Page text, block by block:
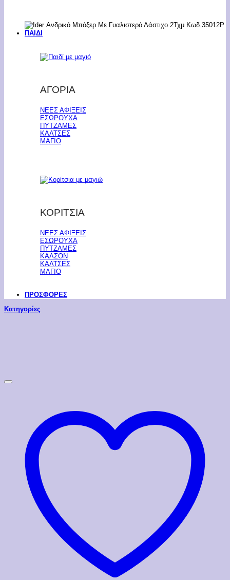
ΠΑΙΔΙ
ΑΓΟΡΙΑ
ΝΕΕΣ ΑΦΙΞΕΙΣ
ΕΣΩΡΟΥΧΑ
ΠΥΤΖΑΜΕΣ
ΚΑΛΤΣΕΣ
ΜΑΓΙΟ
ΚΟΡΙΤΣΙΑ
ΝΕΕΣ ΑΦΙΞΕΙΣ
ΕΣΩΡΟΥΧΑ
ΠΥΤΖΑΜΕΣ
ΚΑΛΣΟΝ
ΚΑΛΤΣΕΣ
ΜΑΓΙΟ
ΠΡΟΣΦΟΡΕΣ
Κατηγορίες